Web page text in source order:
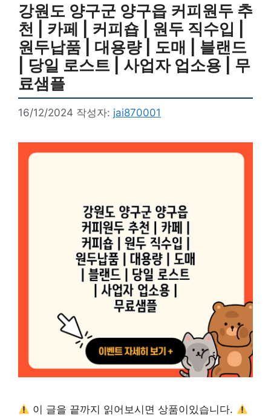
강원도 양구군 양구읍 커피원두 추
천 | 카페 | 커피숍 | 원두 직수입 |
원두납품 | 대용량 | 도매 | 블랜드
| 당일 로스트 | 사업자 업소용 | 무
료샘플
16/12/2024 작성자: jai870001
이 글을 끝까지 읽어보시면 상품이있습니다.